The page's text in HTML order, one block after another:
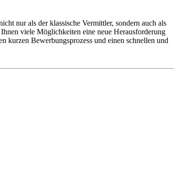
nur als der klassische Vermittler, sondern auch als
viele Möglichkeiten eine neue Herausforderung
kurzen Bewerbungsprozess und einen schnellen und